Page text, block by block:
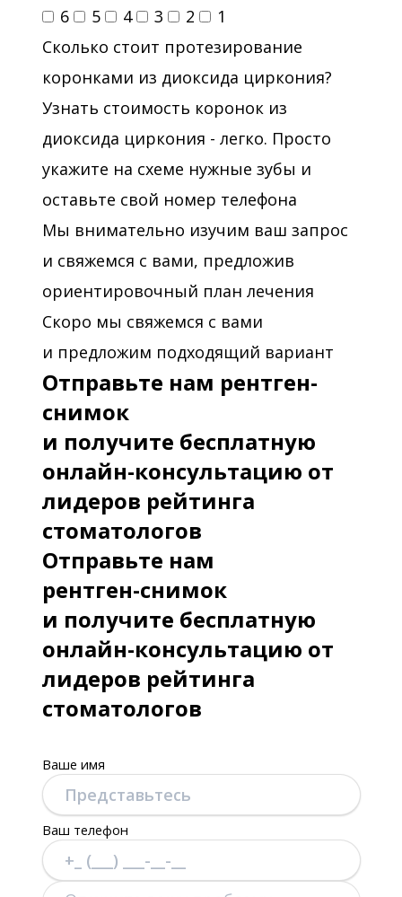
6 5 4 3 2
1
Сколько стоит протезирование
коронками из диоксида циркония?
Узнать стоимость коронок из
диоксида циркония - легко. Просто
укажите на схеме нужные зубы и
оставьте свой номер телефона
Мы внимательно изучим ваш запрос
и свяжемся с вами, предложив
ориентировочный план лечения
Скоро мы свяжемся с вами
и предложим подходящий вариант
Отправьте нам рентген-
снимок
и получите бесплатную
онлайн-консультацию от
лидеров рейтинга
стоматологов
Отправьте нам
рентген-снимок
и получите бесплатную
онлайн-консультацию от
лидеров рейтинга
стоматологов
Ваше имя
Ваш телефон